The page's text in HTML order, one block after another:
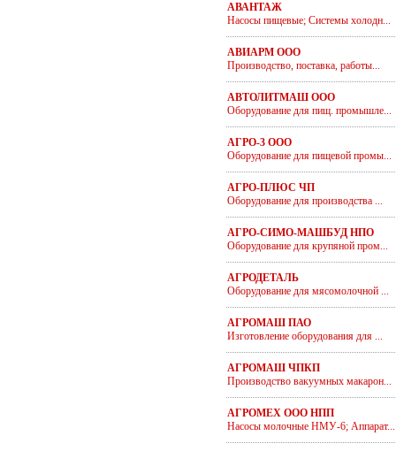
АВАНТАЖ
Насосы пищевые; Системы холодн...
АВИАРМ ООО
Производство, поставка, работы...
АВТОЛИТМАШ ООО
Оборудование для пищ. промышле...
АГРО-3 ООО
Оборудование для пищевой промы...
АГРО-ПЛЮС ЧП
Оборудование для производства ...
АГРО-СИМО-МАШБУД НПО
Оборудование для крупяной пром...
АГРОДЕТАЛЬ
Оборудование для мясомолочной ...
АГРОМАШ ПАО
Изготовление оборудования для ...
АГРОМАШ ЧПКП
Производство вакуумных макарон...
АГРОМЕХ ООО НПП
Насосы молочные НМУ-6; Аппарат...